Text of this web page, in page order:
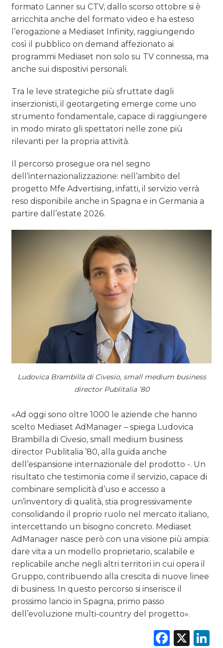
formato Lanner su CTV, dallo scorso ottobre si è
arricchita anche del formato video e ha esteso
l’erogazione a Mediaset Infinity, raggiungendo
così il pubblico on demand affezionato ai
programmi Mediaset non solo su TV connessa, ma
anche sui dispositivi personali.
Tra le leve strategiche più sfruttate dagli
inserzionisti, il geotargeting emerge come uno
strumento fondamentale, capace di raggiungere
in modo mirato gli spettatori nelle zone più
rilevanti per la propria attività.
Il percorso prosegue ora nel segno
dell’internazionalizzazione: nell’ambito del
progetto Mfe Advertising, infatti, il servizio verrà
reso disponibile anche in Spagna e in Germania a
partire dall’estate 2026.
Ludovica Brambilla di Civesio, small medium business
director Publitalia ’80
«Ad oggi sono oltre 1000 le aziende che hanno
scelto Mediaset AdManager – spiega Ludovica
Brambilla di Civesio, small medium business
director Publitalia ’80, alla guida anche
dell’espansione internazionale del prodotto -. Un
risultato che testimonia come il servizio, capace di
combinare semplicità d’uso e accesso a
un’inventory di qualità, stia progressivamente
consolidando il proprio ruolo nel mercato italiano,
intercettando un bisogno concreto. Mediaset
AdManager nasce però con una visione più ampia:
dare vita a un modello proprietario, scalabile e
replicabile anche negli altri territori in cui opera il
Gruppo, contribuendo alla crescita di nuove linee
di business. In questo percorso si inserisce il
prossimo lancio in Spagna, primo passo
dell’evoluzione multi-country del progetto».
X